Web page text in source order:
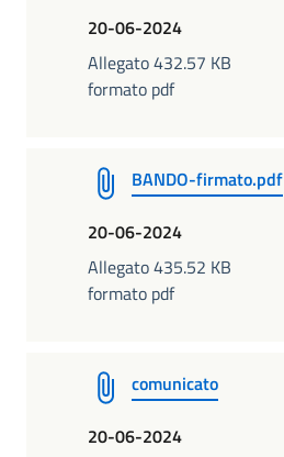
20-06-2024
Allegato 432.57 KB
formato pdf
BANDO-firmato.pdf
20-06-2024
Allegato 435.52 KB
formato pdf
comunicato
20-06-2024